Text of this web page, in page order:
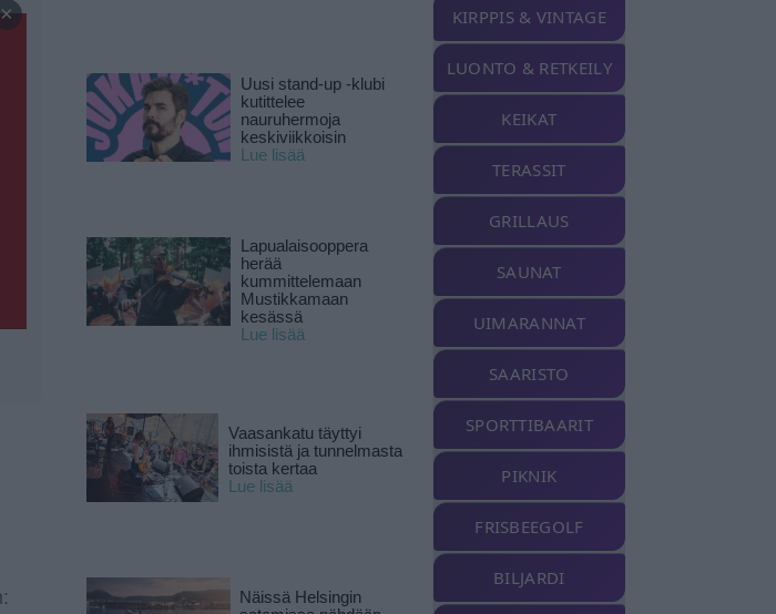
×
Uusi stand-up -klubi
kutittelee
nauruhermoja
keskiviikkoisin
Lue lisää
Lapualaisooppera
herää
kummittelemaan
Mustikkamaan
kesässä
Lue lisää
Vaasankatu täyttyi
ihmisistä ja tunnelmasta
toista kertaa
Lue lisää
Näissä Helsingin
KIRPPIS & VINTAGE
LUONTO & RETKEILY
KEIKAT
TERASSIT
GRILLAUS
SAUNAT
UIMARANNAT
SAARISTO
SPORTTIBAARIT
PIKNIK
FRISBEEGOLF
BILJARDI